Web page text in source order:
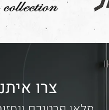
צרו